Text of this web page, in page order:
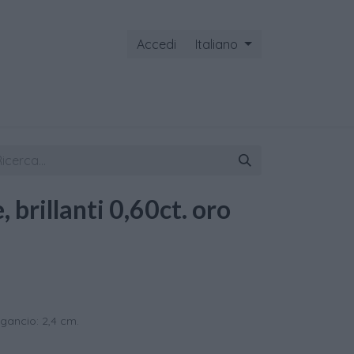
Accedi Italiano
brillanti 0,60ct. oro
2,4 cm.